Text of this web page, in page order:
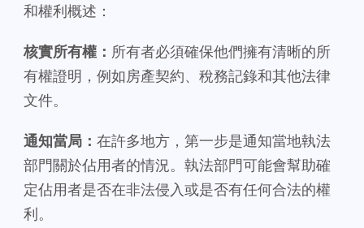
和權利概述：
核實所有權： 所有者必須確保他們擁有清晰的所
有權證明，例如房產契約、稅務記錄和其他法律
文件。
通知當局： 在許多地方，第一步是通知當地執法
部門關於佔用者的情況。執法部門可能會幫助確
定佔用者是否在非法侵入或是否有任何合法的權
利。